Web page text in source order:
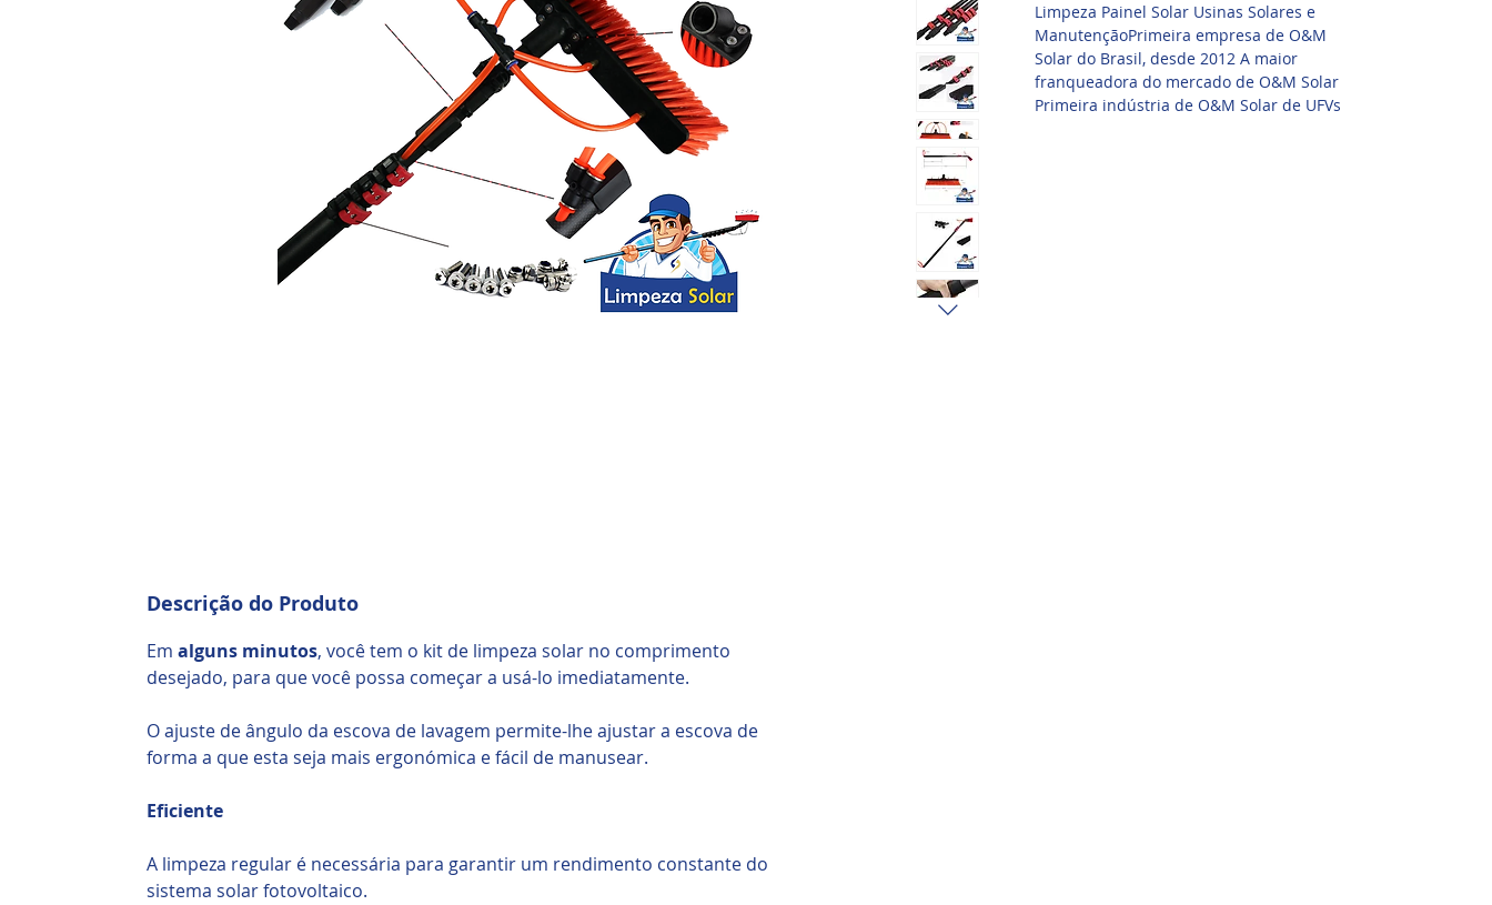
Limpeza Painel Solar Usinas Solares e
ManutençãoPrimeira empresa de O&M
Solar do Brasil, desde 2012 A maior
franqueadora do mercado de O&M Solar
Primeira indústria de O&M Solar de UFVs
Descrição do Produto
Em alguns minutos, você tem o kit de limpeza solar no comprimento
desejado, para que você possa começar a usá-lo imediatamente.
O ajuste de ângulo da escova de lavagem permite-lhe ajustar a escova de
forma a que esta seja mais ergonómica e fácil de manusear.
Eficiente
A limpeza regular é necessária para garantir um rendimento constante do
sistema solar fotovoltaico.